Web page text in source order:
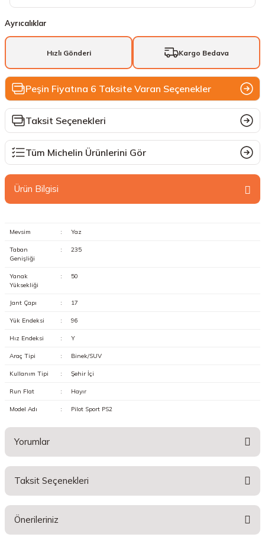
Ayrıcalıklar
Hızlı Gönderi Kargo Bedava
Peşin Fiyatına 6 Taksite Varan Seçenekler
Taksit Seçenekleri
Tüm Michelin Ürünlerini Gör
Ürün Bilgisi
Mevsim : Yaz
Taban
Genişliği
: 235
Yanak
Yüksekliği
: 50
Jant Çapı : 17
Yük Endeksi : 96
Hız Endeksi : Y
Araç Tipi : Binek/SUV
Kullanım Tipi : Şehir İçi
Run Flat : Hayır
Model Adı : Pilot Sport PS2
Yorumlar
Taksit Seçenekleri
Önerileriniz